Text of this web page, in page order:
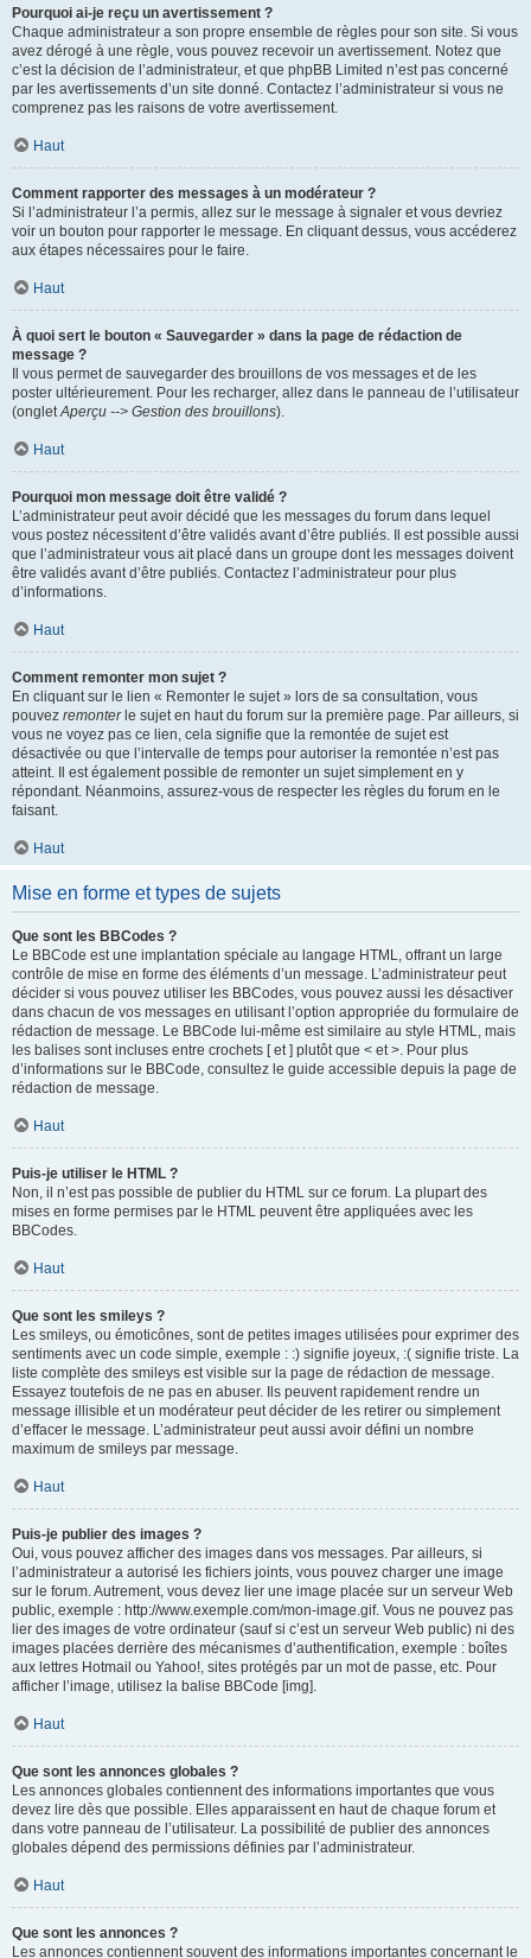
Pourquoi ai-je reçu un avertissement ?
Chaque administrateur a son propre ensemble de règles pour son site. Si vous
avez dérogé à une règle, vous pouvez recevoir un avertissement. Notez que
c’est la décision de l’administrateur, et que phpBB Limited n’est pas concerné
par les avertissements d’un site donné. Contactez l’administrateur si vous ne
comprenez pas les raisons de votre avertissement.
Haut
Comment rapporter des messages à un modérateur ?
Si l’administrateur l’a permis, allez sur le message à signaler et vous devriez
voir un bouton pour rapporter le message. En cliquant dessus, vous accéderez
aux étapes nécessaires pour le faire.
Haut
À quoi sert le bouton « Sauvegarder » dans la page de rédaction de
message ?
Il vous permet de sauvegarder des brouillons de vos messages et de les
poster ultérieurement. Pour les recharger, allez dans le panneau de l’utilisateur
(ongletAperçu --> Gestion des brouillons).
Haut
Pourquoi mon message doit être validé ?
L’administrateur peut avoir décidé que les messages du forum dans lequel
vous postez nécessitent d’être validés avant d’être publiés. Il est possible aussi
que l’administrateur vous ait placé dans un groupe dont les messages doivent
être validés avant d’être publiés. Contactez l’administrateur pour plus
d’informations.
Haut
Comment remonter mon sujet ?
En cliquant sur le lien « Remonter le sujet » lors de sa consultation, vous
pouvez remonterle sujet en haut du forum sur la première page. Par ailleurs, si
vous ne voyez pas ce lien, cela signifie que la remontée de sujet est
désactivée ou que l’intervalle de temps pour autoriser la remontée n’est pas
atteint. Il est également possible de remonter un sujet simplement en y
répondant. Néanmoins, assurez-vous de respecter les règles du forum en le
faisant.
Haut
Mise en forme et types de sujets
Que sont les BBCodes ?
Le BBCode est une implantation spéciale au langage HTML, offrant un large
contrôle de mise en forme des éléments d’un message. L’administrateur peut
décider si vous pouvez utiliser les BBCodes, vous pouvez aussi les désactiver
dans chacun de vos messages en utilisant l’option appropriée du formulaire de
rédaction de message. Le BBCode lui-même est similaire au style HTML, mais
les balises sont incluses entre crochets [ et ] plutôt que < et >. Pour plus
d’informations sur le BBCode, consultez le guide accessible depuis la page de
rédaction de message.
Haut
Puis-je utiliser le HTML ?
Non, il n’est pas possible de publier du HTML sur ce forum. La plupart des
mises en forme permises par le HTML peuvent être appliquées avec les
BBCodes.
Haut
Que sont les smileys ?
Les smileys, ou émoticônes, sont de petites images utilisées pour exprimer des
sentiments avec un code simple, exemple : :) signifie joyeux, :( signifie triste. La
liste complète des smileys est visible sur la page de rédaction de message.
Essayez toutefois de ne pas en abuser. Ils peuvent rapidement rendre un
message illisible et un modérateur peut décider de les retirer ou simplement
d’effacer le message. L’administrateur peut aussi avoir défini un nombre
maximum de smileys par message.
Haut
Puis-je publier des images ?
Oui, vous pouvez afficher des images dans vos messages. Par ailleurs, si
l’administrateur a autorisé les fichiers joints, vous pouvez charger une image
sur le forum. Autrement, vous devez lier une image placée sur un serveur Web
public, exemple : http://www.exemple.com/mon-image.gif. Vous ne pouvez pas
lier des images de votre ordinateur (sauf si c’est un serveur Web public) ni des
images placées derrière des mécanismes d’authentification, exemple : boîtes
aux lettres Hotmail ou Yahoo!, sites protégés par un mot de passe, etc. Pour
afficher l’image, utilisez la balise BBCode [img].
Haut
Que sont les annonces globales ?
Les annonces globales contiennent des informations importantes que vous
devez lire dès que possible. Elles apparaissent en haut de chaque forum et
dans votre panneau de l’utilisateur. La possibilité de publier des annonces
globales dépend des permissions définies par l’administrateur.
Haut
Que sont les annonces ?
Les annonces contiennent souvent des informations importantes concernant le